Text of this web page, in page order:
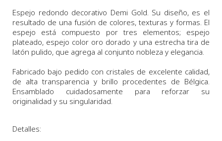
Espejo redondo decorativo Demi Gold. Su diseño, es el
resultado de una fusión de colores, texturas y formas. El
espejo está compuesto por tres elementos; espejo
plateado, espejo color oro dorado yuna estrecha tira de
latón pulido, que agrega al conjunto nobleza y elegancia.
Fabricado bajo pedido con cristales de excelente calidad,
de alta transparencia y brillo procedentes de Bélgica.
Ensamblado cuidadosamente para reforzar su
originalidad y su singularidad.
Detalles: